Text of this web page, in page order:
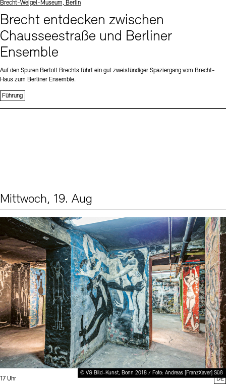
Standort
Brecht-Weigel-Museum, Berlin
Brecht entdecken zwischen
Chausseestraße und Berliner
Ensemble
Auf den Spuren Bertolt Brechts führt ein gut zweistündiger Spaziergang vom Brecht-
Haus zum Berliner Ensemble.
Führung
Mittwoch, 19. Aug
© VG Bild-Kunst, Bonn 2018 / Foto: Andreas [FranzXaver] Süß
Uhrzeit:
17 Uhr
DE